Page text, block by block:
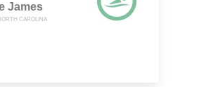
James
CAROLINA